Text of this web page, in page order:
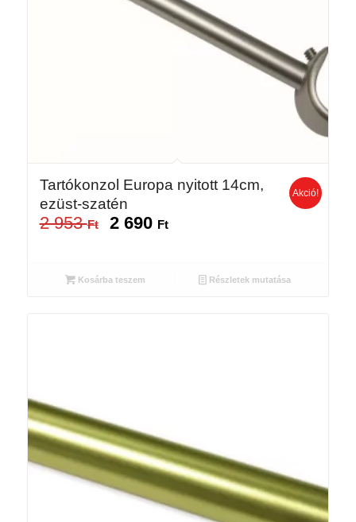
Tartókonzol Europa nyitott 14cm,
ezüst-szatén
2 953Ft
Original
2
2 690 FtCurrent
Akció!
Kosárba teszem Részletek mutatása